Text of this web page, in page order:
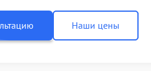
Наши цены